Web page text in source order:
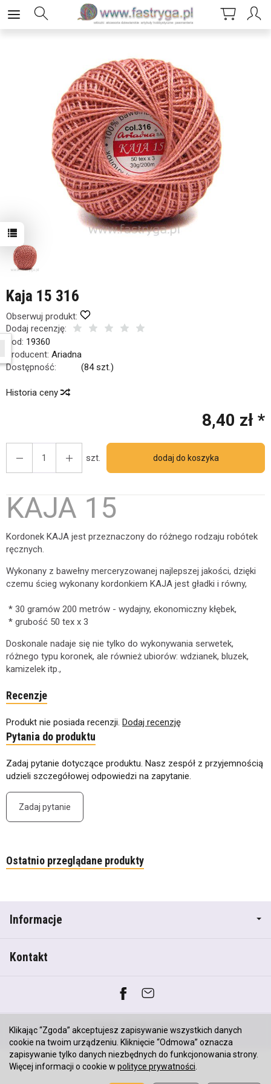
Kaja 15 316
Obserwuj produkt:
Dodaj recenzję:
Kod: 19360
Producent: Ariadna
Dostępność:
(84szt.)
Historia ceny
8,40 zł *
szt. dodaj do koszyka
KAJA 15
Kordonek KAJA jest przeznaczony do różnego rodzaju robótek
ręcznych.
Wykonany z bawełny merceryzowanej najlepszej jakości, dzięki
czemu ścieg wykonany kordonkiem KAJA jest gładki i równy,
* 30 gramów 200 metrów - wydajny, ekonomiczny kłębek,
* grubość 50 tex x 3
Doskonale nadaje się nie tylko do wykonywania serwetek,
różnego typu koronek, ale również ubiorów: wdzianek, bluzek,
kamizelek itp.,
Recenzje
Produkt nie posiada recenzji. Dodaj recenzję
Pytania do produktu
Zadaj pytanie dotyczące produktu. Nasz zespół z przyjemnością
udzieli szczegółowej odpowiedzi na zapytanie.
Zadaj pytanie
Ostatnio przeglądane produkty
Informacje
Kontakt
*) brutto +
koszty dostawy
Sklep internetowy SOTESHOP AI
Klikając “Zgoda” akceptujesz zapisywanie wszystkich danych
cookie na twoim urządzeniu. Kliknięcie “Odmowa” oznacza
zapisywanie tylko danych niezbędnych do funkcjonowania strony.
Więcej informacji o cookie w polityce prywatności